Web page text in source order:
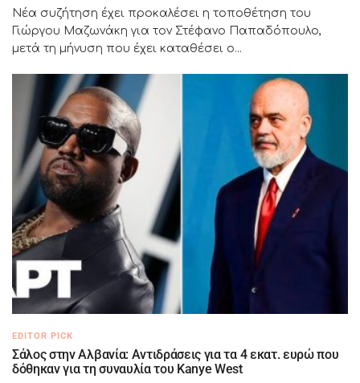
Νέα συζήτηση έχει προκαλέσει η τοποθέτηση του
Γιώργου Μαζωνάκη για τον Στέφανο Παπαδόπουλο,
μετά τη μήνυση που έχει καταθέσει ο...
EDITOR PICK
Σάλος στην Αλβανία: Αντιδράσεις για τα 4 εκατ. ευρώ που
δόθηκαν για τη συναυλία του Kanye West